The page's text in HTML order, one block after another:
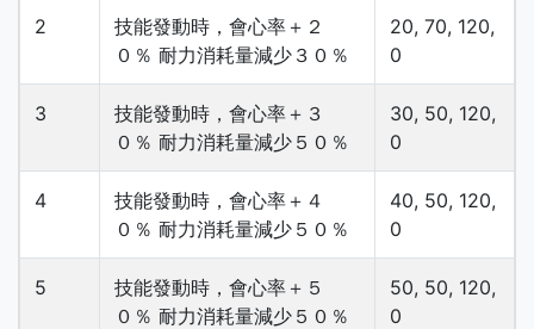
2
技能發動時，會心率＋２
０％ 耐力消耗量減少３０％
20, 70, 120,
0
3
技能發動時，會心率＋３
０％ 耐力消耗量減少５０％
30, 50, 120,
0
4
技能發動時，會心率＋４
０％ 耐力消耗量減少５０％
40, 50, 120,
0
5
技能發動時，會心率＋５
０％ 耐力消耗量減少５０％
50, 50, 120,
0